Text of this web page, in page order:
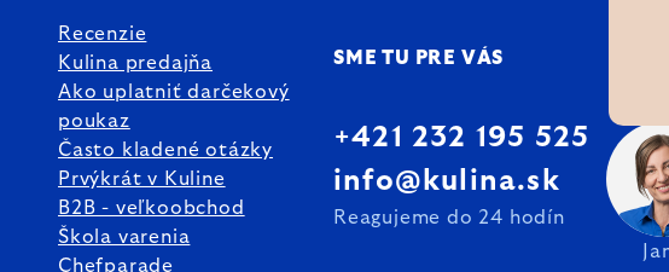
Recenzie
Kulina predajňa
Ako uplatniť darčekový
poukaz
Často kladené otázky
Prvýkrát v Kuline
B2B - veľkoobchod
Škola varenia
Chefparade
SME TU PRE VÁS
+421 232 195 525
info@kulina.sk
Reagujeme do 24 hodín